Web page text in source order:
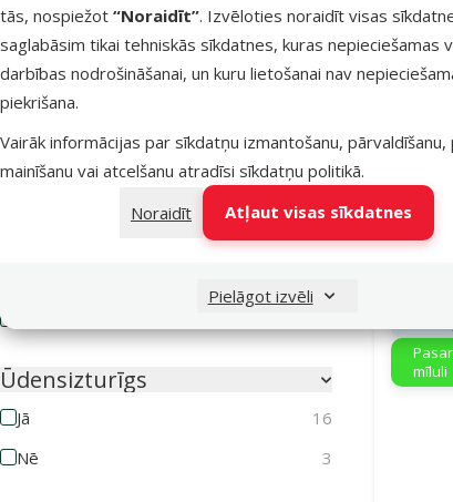
tās, nospiežot “Noraidīt”. Izvēloties noraidīt visas
saglabāsim tikai tehniskās sīkdatnes, kuras nepieciešamas
darbības nodrošināšanai, un kuru lietošanai nav
piekrišana.
Vairāk informācijas par sīkdatņu izmantošanu, pārvaldīšanu,
mainīšanu vai atcelšanu atradīsi sīkdatņu politikā.
Noraidīt
Atļaut visas sīkdatnes
Pielāgot izvēli
Pretparazītu līdzekļa veids
Aerosols
Kaklasiksna
Pilieni
14
Tabletes
4
Drošs ģimenēm ar bērniem
Ūdensizturīgs
Jā
16
Nē
3
Noliktavā